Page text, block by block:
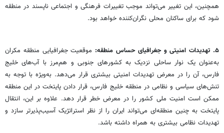
همچنین، این تغییر می‌تواند موجب تغییرات فرهنگی و اجتماعی ناپسند در منطقه
شود که برای ساکنان محلی نگران‌کننده خواهد بود.
۵. تهدیدات امنیتی و جغرافیای حساس منطقه:
موقعیت جغرافیایی منطقه مکران
به‌عنوان یک نوار ساحلی نزدیک به کشورهای جنوبی و هم‌مرز با آب‌های خلیج
فارس، آن را در معرض تهدیدات امنیتی بیشتری قرار می‌دهد. به‌ویژه با توجه به
تنش‌های سیاسی و نظامی در منطقه خلیج فارس، قرار دادن پایتخت در این منطقه
ممکن است امنیت ملی کشور را در معرض خطر قرار دهد. علاوه بر این، انتقال
پایتخت به چنین منطقه‌ای می‌تواند ایران را از نظر استراتژیک آسیب‌پذیرتر سازد و
تهدیدات نظامی بیشتری به همراه داشته باشد.